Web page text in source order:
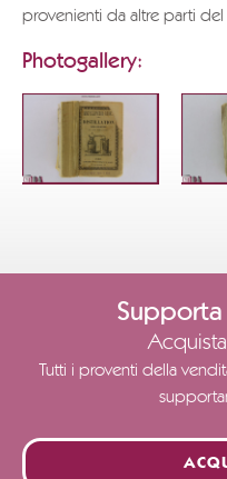
provenienti da altre parti
Photogallery:
Supporta
Tutti i proventi della